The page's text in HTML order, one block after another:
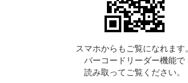
スマホからもご覧になれます。
バーコードリーダー機能で
読み取ってご覧ください。